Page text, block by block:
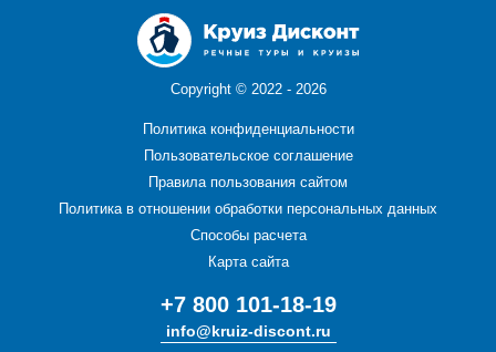
Copyright © 2022 - 2026
Политика конфиденциальности
Пользовательское соглашение
Правила пользования сайтом
Политика в отношении обработки персональных данных
Способы расчета
Карта сайта
+7 800 101-18-19
info@kruiz-discont.ru